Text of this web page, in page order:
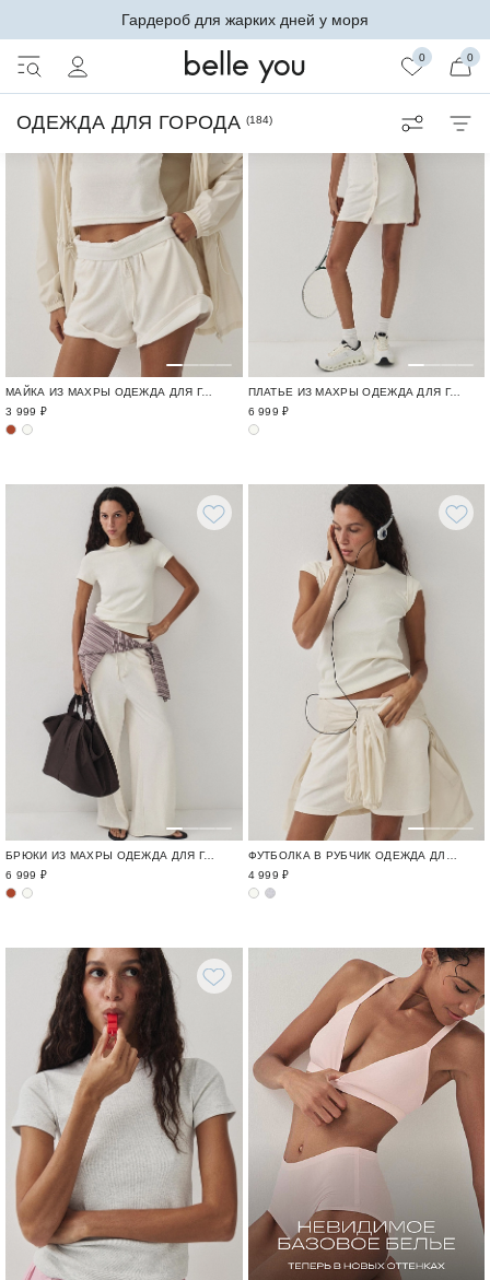
Гардероб для жарких дней у моря
0 0
ОДЕЖДА ДЛЯ ГОРОДА (184)
МАЙКА ИЗ МАХРЫ ОДЕЖДА ДЛЯ ГОРОДА И ПУТЕШЕСТВИЙ / TRAVELLING
3 999 ₽
ПЛАТЬЕ ИЗ МАХРЫ ОДЕЖДА ДЛЯ ГОРОДА И ПУТЕШЕСТВИЙ / TRAVELLING
6 999 ₽
БРЮКИ ИЗ МАХРЫ ОДЕЖДА ДЛЯ ГОРОДА И ПУТЕШЕСТВИЙ / TRAVELLING
6 999 ₽
4 999 ₽